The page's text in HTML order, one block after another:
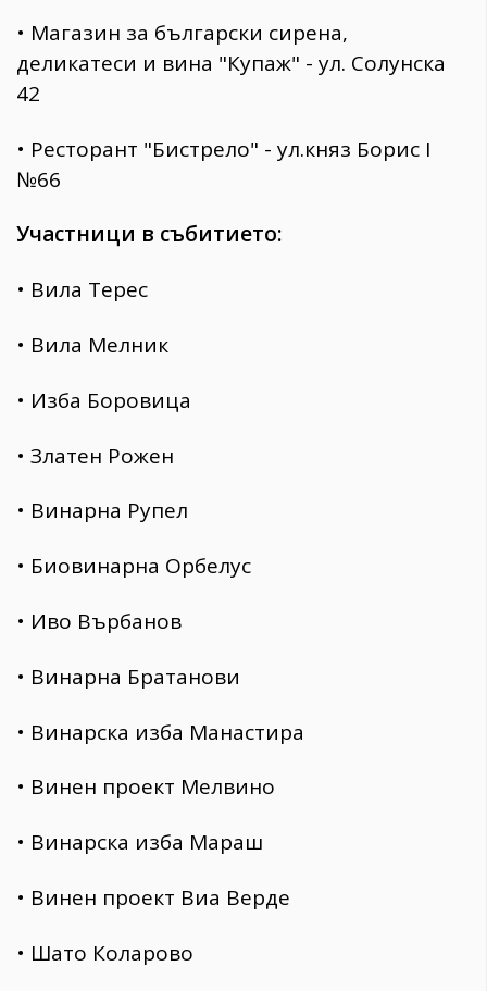
• Магазин за български сирена,
деликатеси и вина "Купаж" - ул. Солунска
42
• Ресторант "Бистрело" - ул.княз Борис I
№66
Участници в събитието:
• Вила Терес
• Вила Мелник
• Изба Боровица
• Златен Рожен
• Винарна Рупел
• Биовинарна Орбелус
• Иво Върбанов
• Винарна Братанови
• Винарска изба Манастира
• Винен проект Мелвино
• Винарска изба Мараш
• Винен проект Виа Верде
• Шато Коларово